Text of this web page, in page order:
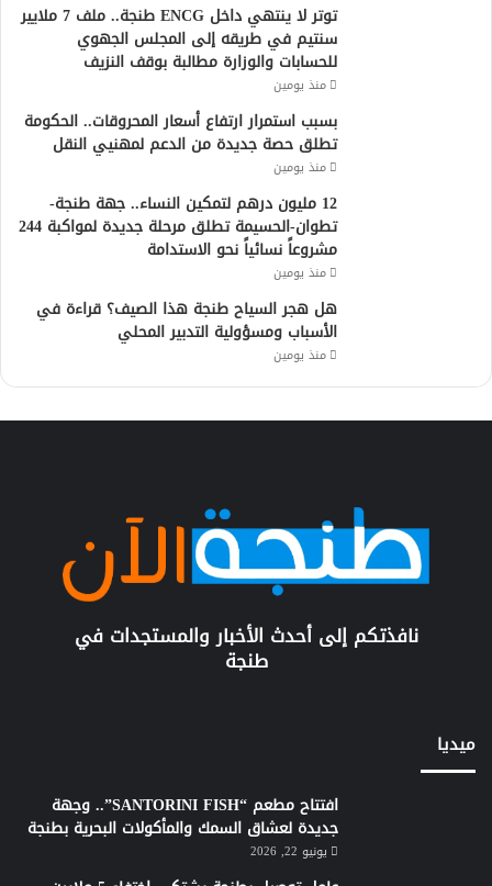
توتر لا ينتهي داخل ENCG طنجة.. ملف 7 ملايير
سنتيم في طريقه إلى المجلس الجهوي
للحسابات والوزارة مطالبة بوقف النزيف
منذ يومين
بسبب استمرار ارتفاع أسعار المحروقات.. الحكومة
تطلق حصة جديدة من الدعم لمهنيي النقل
منذ يومين
12 مليون درهم لتمكين النساء.. جهة طنجة-
تطوان-الحسيمة تطلق مرحلة جديدة لمواكبة 244
مشروعاً نسائياً نحو الاستدامة
منذ يومين
هل هجر السياح طنجة هذا الصيف؟ قراءة في
الأسباب ومسؤولية التدبير المحلي
منذ يومين
نافذتكم إلى أحدث الأخبار والمستجدات في
طنجة
ميديا
افتتاح مطعم “SANTORINI FISH”.. وجهة
جديدة لعشاق السمك والمأكولات البحرية بطنجة
يونيو 22, 2026